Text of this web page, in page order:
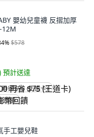
嬰幼兒童襪 反摺加厚
12M
%$578
預計送達
省 $75 (王道卡)
回饋
手工嬰兒鞋